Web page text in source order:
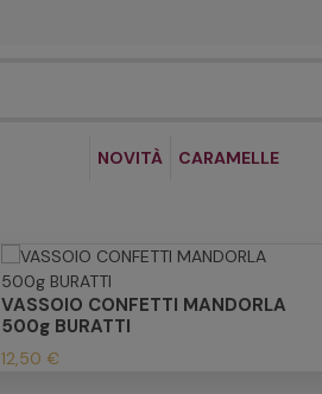
NOVITÀ CARAMELLE
VASSOIO CONFETTI MANDORLA
500g BURATTI
12,50 €